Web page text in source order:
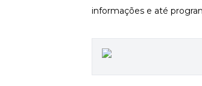
informações e até